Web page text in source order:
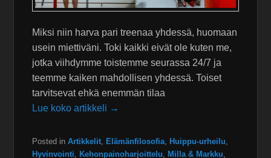
Miksi niin harva pari treenaa yhdessä, huomaan
usein miettiväni. Toki kaikki eivät ole kuten me,
jotka viihdymme toistemme seurassa 24/7 ja
teemme kaiken mahdollisen yhdessä. Toiset
tarvitsevat ehkä enemmän tilaa
Lue koko artikkeli →
Posted in Artikkelit Elämänfilosofia Huippu-urheilu
Hyvinvointi
Kehonpainoharjoittelu Milla & Markku